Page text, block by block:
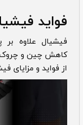
فواید
فیشیال علاوه
کاهش چین و چروک
از فواید و مزایای